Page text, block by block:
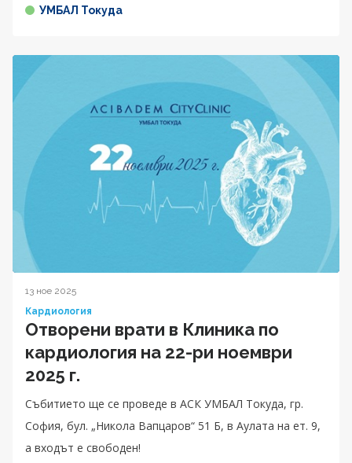
УМБАЛ Токуда
13 ное 2025
Кардиология
Отворени врати в Клиника по
кардиология на 22-ри ноември
2025 г.
Събитието ще се проведе в АСК УМБАЛ Токуда, гр.
София, бул. „Никола Вапцаров“ 51 Б, в Аулата на ет. 9,
а входът е свободен!